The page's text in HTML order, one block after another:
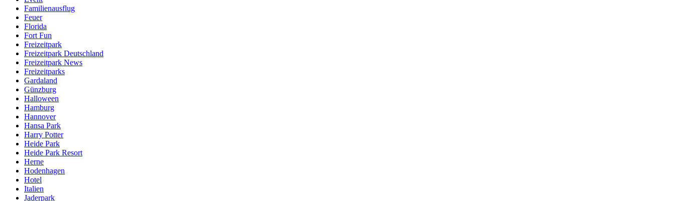
Familienausflug
Feuer
Florida
Fort Fun
Freizeitpark
Freizeitpark Deutschland
Freizeitpark News
Freizeitparks
Gardaland
Günzburg
Halloween
Hamburg
Hannover
Hansa Park
Harry Potter
Heide Park
Heide Park Resort
Herne
Hodenhagen
Hotel
Italien
Jaderpark